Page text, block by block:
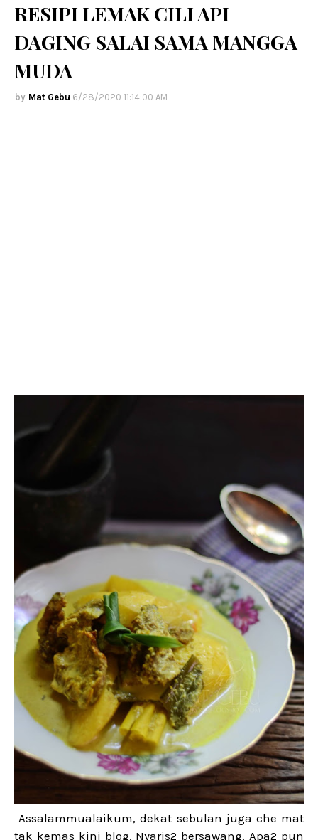
RESIPI LEMAK CILI API
DAGING SALAI SAMA MANGGA
MUDA
Mat Gebu 6/28/2020 11:14:00 AM
Assalammualaikum, dekat sebulan juga che mat
tak kemas kini blog. Nyaris2 bersawang. Apa2 pun